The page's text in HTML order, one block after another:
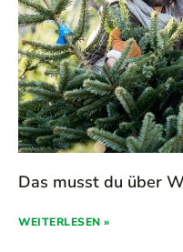
Das musst du über
WEITERLESEN »